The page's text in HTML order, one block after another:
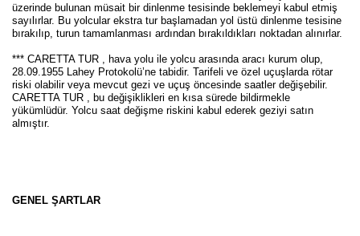
üzerinde bulunan müsait bir dinlenme tesisinde beklemeyi kabul etmiş
sayılırlar. Bu yolcular ekstra tur başlamadan yol üstü dinlenme tesisine
bırakılıp, turun tamamlanması ardından bırakıldıkları noktadan alınırlar.
*** CARETTA TUR , hava yolu ile yolcu arasında aracı kurum olup,
28.09.1955 Lahey Protokolü’ne tabidir. Tarifeli ve özel uçuşlarda rötar
riski olabilir veya mevcut gezi ve uçuş öncesinde saatler değişebilir.
CARETTA TUR , bu değişiklikleri en kısa sürede bildirmekle
yükümlüdür. Yolcu saat değişme riskini kabul ederek geziyi satın
almıştır.
GENEL ŞARTLAR